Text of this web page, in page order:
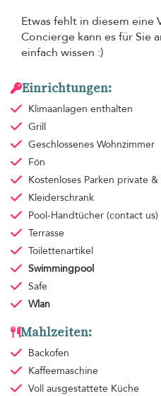
Etwas fehlt in diesem eine
Concierge kann es für Sie
einfach wissen :)
Einrichtungen:
Klimaanlagen enthalten
Grill
Geschlossenes Wohnzimmer
Fön
Kostenloses Parken private &
Kleiderschrank
Pool-Handtücher (contact us)
Terrasse
Toilettenartikel
Swimmingpool
Safe
Wlan
Mahlzeiten:
Backofen
Kaffeemaschine
Voll ausgestattete Küche